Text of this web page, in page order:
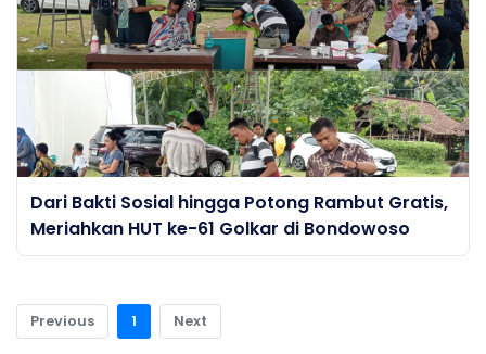
Dari Bakti Sosial hingga Potong Rambut Gratis,
Meriahkan HUT ke-61 Golkar di Bondowoso
Previous 1 Next